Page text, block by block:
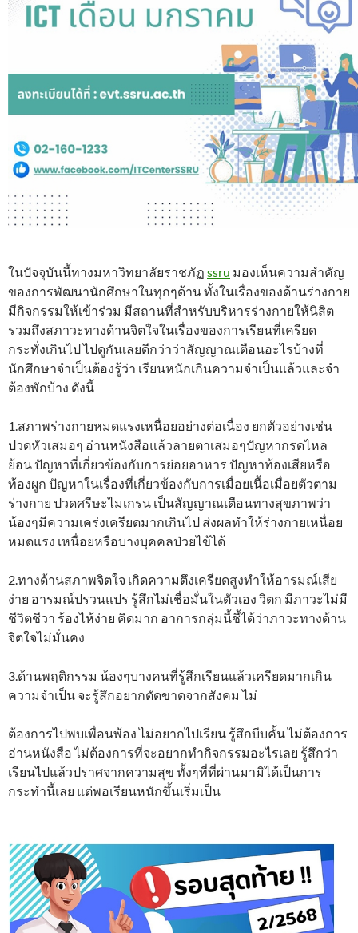
ในปัจจุบันนี้ทางมหาวิทยาลัยราชภัฏ ssru มองเห็นความสำคัญ
ของการพัฒนานักศึกษาในทุกๆด้าน ทั้งในเรื่องของด้านร่างกาย
มีกิจกรรมให้เข้าร่วม มีสถานที่สำหรับบริหารร่างกายให้นิสิต
รวมถึงสภาวะทางด้านจิตใจในเรื่องของการเรียนที่เครียด
กระทั่งเกินไป ไปดูกันเลยดีกว่าว่าสัญญาณเตือนอะไรบ้างที่
นักศึกษาจำเป็นต้องรู้ว่า เรียนหนักเกินความจำเป็นแล้วและจำ
ต้องพักบ้าง ดังนี้
1.สภาพร่างกายหมดแรงเหนื่อยอย่างต่อเนื่อง ยกตัวอย่างเช่น
ปวดหัวเสมอๆ อ่านหนังสือแล้วลายตาเสมอๆปัญหากรดไหล
ย้อน ปัญหาที่เกี่ยวข้องกับการย่อยอาหาร ปัญหาท้องเสียหรือ
ท้องผูก ปัญหาในเรื่องที่เกี่ยวข้องกับการเมื่อยเนื้อเมื่อยตัวตาม
ร่างกาย ปวดศรีษะไมเกรน เป็นสัญญาณเตือนทางสุขภาพว่า
น้องๆมีความเคร่งเครียดมากเกินไป ส่งผลทำให้ร่างกายเหนื่อย
หมดแรง เหนื่อยหรือบางบุคคลป่วยไข้ได้
2.ทางด้านสภาพจิตใจ เกิดความตึงเครียดสูงทำให้อารมณ์เสีย
ง่าย อารมณ์ปรวนแปร รู้สึกไม่เชื่อมั่นในตัวเอง วิตก มีภาวะไม่มี
ชีวิตชีวา ร้องไห้ง่าย คิดมาก อาการกลุ่มนี้ชี้ได้ว่าภาวะทางด้าน
จิตใจไม่มั่นคง
3.ด้านพฤติกรรม น้องๆบางคนที่รู้สึกเรียนแล้วเครียดมากเกิน
ความจำเป็น จะรู้สึกอยากตัดขาดจากสังคม ไม่
ต้องการไปพบเพื่อนพ้อง ไม่อยากไปเรียน รู้สึกบีบคั้น ไม่ต้องการ
อ่านหนังสือ ไม่ต้องการที่จะอยากทำกิจกรรมอะไรเลย รู้สึกว่า
เรียนไปแล้วปราศจากความสุข ทั้งๆที่ที่ผ่านมามิได้เป็นการ
กระทำนี้เลย แต่พอเรียนหนักขึ้นเริ่มเป็น